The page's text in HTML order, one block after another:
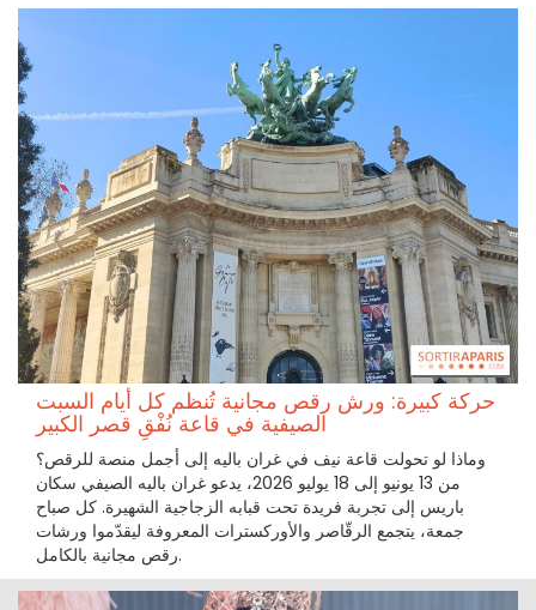
حركة كبيرة: ورش رقص مجانية تُنظم كل أيام السبت
الصيفية في قاعة نُفْقِ قصر الكبير
وماذا لو تحولت قاعة نيف في غران باليه إلى أجمل منصة للرقص؟
من 13 يونيو إلى 18 يوليو 2026، يدعو غران باليه الصيفي سكان
باريس إلى تجربة فريدة تحت قبابه الزجاجية الشهيرة. كل صباح
جمعة، يتجمع الرقّاصر والأوركسترات المعروفة ليقدّموا ورشات
رقص مجانية بالكامل.